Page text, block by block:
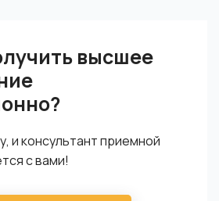
высшее
и консультант приемной
с вами!